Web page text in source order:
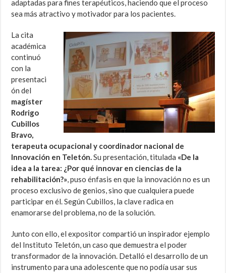
adaptadas para fines terapéuticos, haciendo que el proceso
sea más atractivo y motivador para los pacientes.
La cita
académica
continuó
con la
presentaci
ón del
magíster
Rodrigo
Cubillos
Bravo,
terapeuta ocupacional y coordinador nacional de
Innovación en Teletón.Su presentación, titulada «De la
idea a la tarea: ¿Por qué innovar en ciencias de la
rehabilitación?», puso énfasis en que la innovación no es un
proceso exclusivo de genios, sino que cualquiera puede
participar en él. Según Cubillos, la clave radica en
enamorarse del problema, no de la solución.
Junto con ello, el expositor compartió un inspirador ejemplo
del Instituto Teletón, un caso que demuestra el poder
transformador de la innovación. Detalló el desarrollo de un
instrumento para una adolescente que no podía usar sus